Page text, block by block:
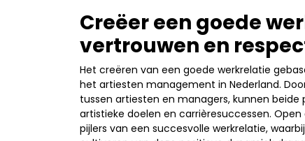
Creëer een goede
vertrouwen en
Het creëren van een goede werkrelatie
het artiesten management in Nederland.
tussen artiesten en managers, kunnen
artistieke doelen en carrièresuccessen.
pijlers van een succesvolle werkrelatie,